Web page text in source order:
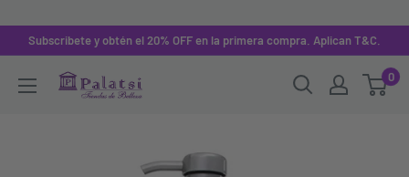
Subscribete y obtén el 20% OFF en la primera compra. Aplican T&C.
0